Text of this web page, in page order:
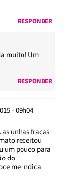
RESPONDER
muito! Um
RESPONDER
- 09h04
unhas fracas
receitou
um pouco para
do
me indica